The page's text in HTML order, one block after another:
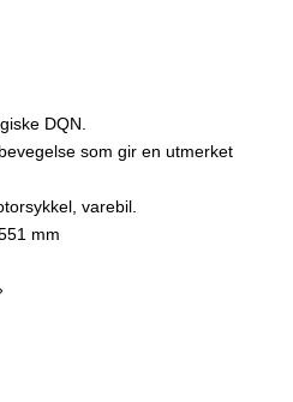
DQN.
som gir en utmerket
varebil.
mm